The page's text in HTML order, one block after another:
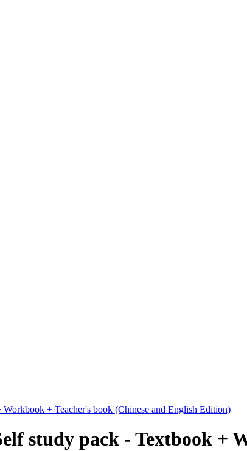
study pack - Textbook +